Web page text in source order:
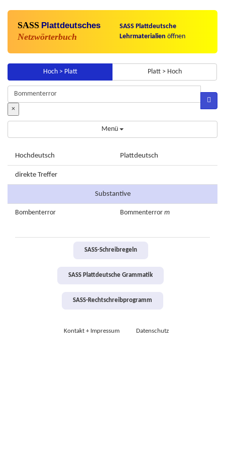
SASS Plattdeutsches
Netzwörterbuch
SASS Plattdeutsche
Lehrmaterialien öffnen
Hoch > Platt Platt > Hoch
×
Menü
Hochdeutsch Plattdeutsch
direkte Treffer
Substantive
Bombenterror Bommenterror m
SASS-Schreibregeln
SASS Plattdeutsche Grammatik
SASS-Rechtschreibprogramm
Kontakt + Impressum Datenschutz